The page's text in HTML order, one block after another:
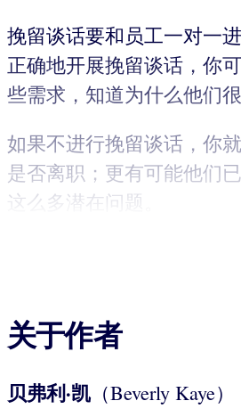
挽留谈话要和员工一对一
正确地开展挽留谈话，你
些需求，知道为什么他们很
如果不进行挽留谈话，你
是否离职；更有可能他们
这么多潜在问题。
关于作者
贝弗利·凯（Beverly Kaye